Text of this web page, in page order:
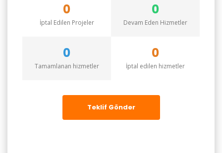
0
İptal Edilen Projeler
0
Devam Eden Hizmetler
0
Tamamlanan hizmetler
0
İptal edilen hizmetler
Teklif Gönder